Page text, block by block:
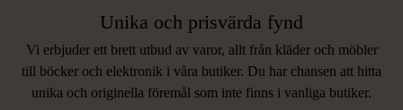
Unika och prisvärda fynd
Vi erbjuder ett brett utbud av varor, allt från kläder och möbler
till böcker och elektronik i våra butiker. Du har chansen att hitta
unika och originella föremål som inte finns i vanliga butiker.
LIKNANDE PRODUKTER
Hitta produkter som påminner om denna